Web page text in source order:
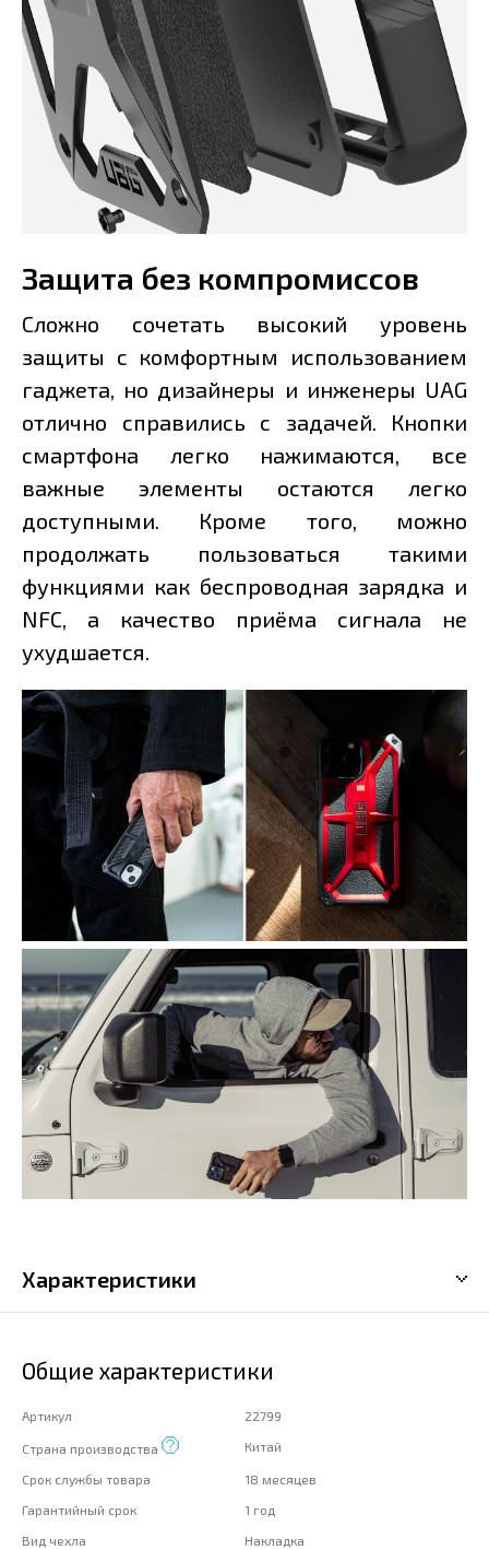
Защита без компромиссов
Сложно сочетать высокий уровень
защиты с комфортным использованием
гаджета, но дизайнеры и инженеры UAG
отлично справились с задачей. Кнопки
смартфона легко нажимаются, все
важные элементы остаются легко
доступными. Кроме того, можно
продолжать пользоваться такими
функциями как беспроводная зарядка и
NFC, а качество приёма сигнала не
ухудшается.
Характеристики
Общие характеристики
Артикул 22799
Страна производства Китай
Срок службы товара
18 месяцев
Гарантийный срок
1 год
Вид чехла
Накладка